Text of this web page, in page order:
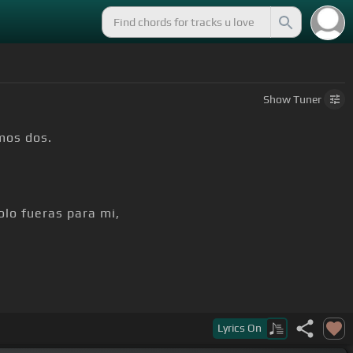
ShowTuner
dos.
fueras para mi,
Lyrics On